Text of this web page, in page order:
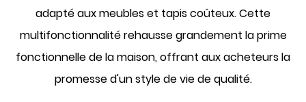
adapté aux meubles et tapis coûteux. Cette
multifonctionnalité rehausse grandement la prime
fonctionnelle de la maison, offrant aux acheteurs la
promesse d'un style de vie de qualité.